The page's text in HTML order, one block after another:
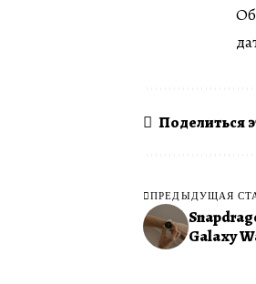
Поделиться
ПРЕДЫДУЩАЯ
Galaxy